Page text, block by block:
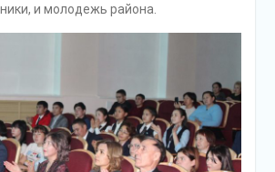
и молодежь района.